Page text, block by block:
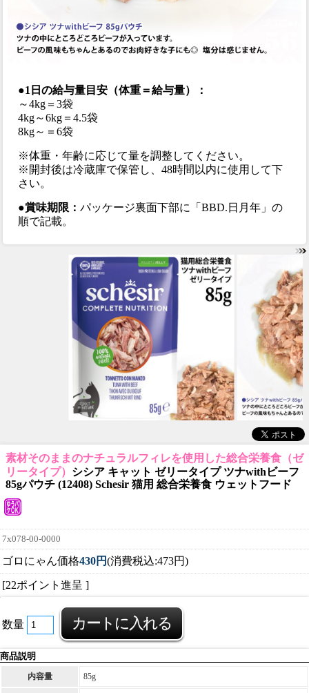
●1日の給与量目安（体重＝給与量）：
～4kg＝3袋
4kg～6kg＝4.5袋
8kg～＝6袋
※体重・年齢に応じて量を調整してください。
※開封後は冷蔵庫で保管し、48時間以内に使用して下
さい。
●賞味期限：パッケージ裏面下部に「BBD.日月年」の
順で記載。
素材そのままのナチュラルフィレを使用した総合栄養食（ゼ
リータイプ） シシア キャット ゼリータイプ ツナwithビーフ
85gパウチ (12408) Schesir 猫用 総合栄養食 ウェットフード
7x078-00-0000
ゴロにゃん価格430円(消費税込:473円)
[22ポイント進呈 ]
数量
商品説明
内容量 85g